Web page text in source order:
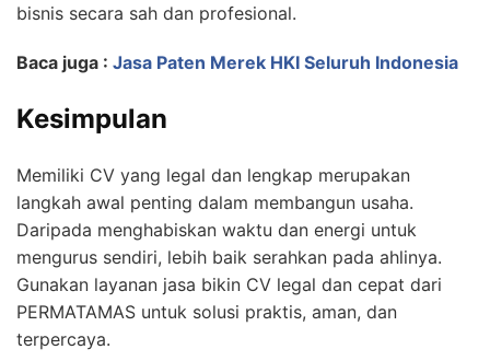
bisnis secara sah dan profesional.
Baca juga : Jasa Paten Merek HKI Seluruh Indonesia
Kesimpulan
Memiliki CV yang legal dan lengkap merupakan
langkah awal penting dalam membangun usaha.
Daripada menghabiskan waktu dan energi untuk
mengurus sendiri, lebih baik serahkan pada ahlinya.
Gunakan layanan jasa bikin CV legal dan cepat dari
PERMATAMAS untuk solusi praktis, aman, dan
terpercaya.